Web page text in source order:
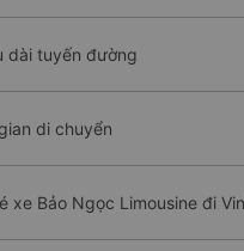
dài tuyến đường
di chuyển
xe Bảo Ngọc Limousine đi